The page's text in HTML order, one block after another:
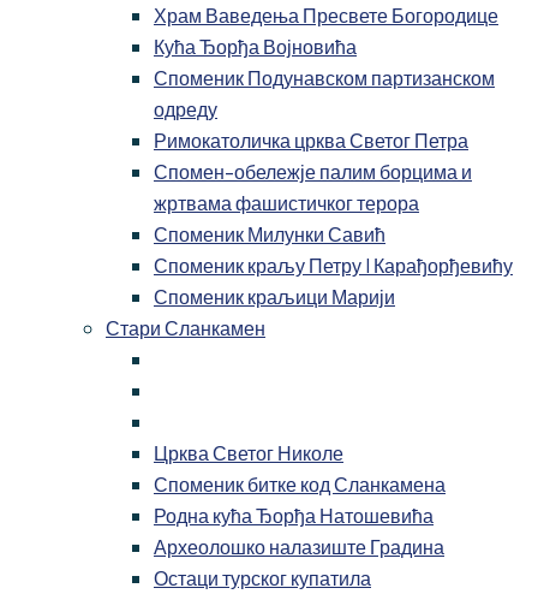
Храм Ваведења Пресвете Богородице
Кућа Ђорђа Војновића
Споменик Подунавском партизанском
одреду
Римокатоличка црква Светог Петра
Спомен-обележје палим борцима и
жртвама фашистичког терора
Споменик Милунки Савић
Споменик краљу Петру I Карађорђевићу
Споменик краљици Марији
Стари Сланкамен
Црква Светог Николе
Споменик битке код Сланкамена
Родна кућа Ђорђа Натошевића
Археолошко налазиште Градина
Остаци турског купатила